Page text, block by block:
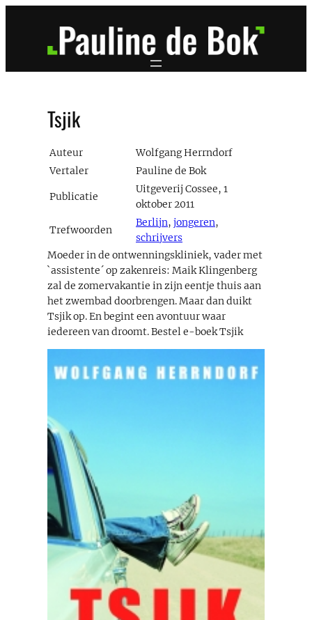
Tsjik
Auteur
Wolfgang Herrndorf
Vertaler
Pauline de Bok
Publicatie
Uitgeverij Cossee, 1
oktober 2011
Trefwoorden
Berlijn, jongeren,
schrijvers
Moeder in de ontwenningskliniek, vader met
`assistente´ op zakenreis: Maik Klingenberg
zal de zomervakantie in zijn eentje thuis aan
het zwembad doorbrengen. Maar dan duikt
Tsjik op. En begint een avontuur waar
iedereen van droomt. Bestel e-boek Tsjik